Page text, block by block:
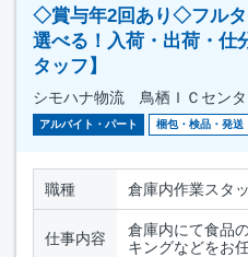
◇賞与年2回あり◇フル
選べる！入荷・出荷・仕
タッフ】
シモハナ物流 鳥栖ＩＣセン
アルバイト・パート 梱包・検品・発送
職種 倉庫内作業スタ
仕事内容
倉庫内にて食品
キングなどをお